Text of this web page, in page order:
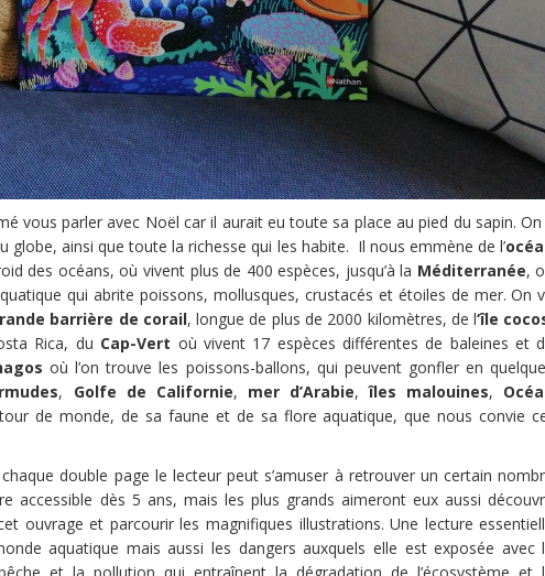
vous parler avec Noël car il aurait eu toute sa place au pied du sapin. On
globe, ainsi que toute la richesse qui les habite. Il nous emmène de l’
des océans, où vivent plus de 400 espèces, jusqu’à la Méditerranée,
qui abrite poissons, mollusques, crustacés et étoiles de mer. On
barrière de corail, longue de plus de 2000 kilomètres, de l‘île
Rica, du Cap-Vert où vivent 17 espèces différentes de baleines et
où l’on trouve les poissons-ballons, qui peuvent gonfler en
, Golfe de Californie, mer d’Arabie,îles malouines,
de monde, de sa faune et de sa flore aquatique, que nous convie
double page le lecteur peut s’amuser à retrouver un certain
accessible dès 5 ans, mais les plus grands aimeront eux aussi
ouvrage et parcourir les magnifiques illustrations. Une lecture
aquatique mais aussi les dangers auxquels elle est exposée avec